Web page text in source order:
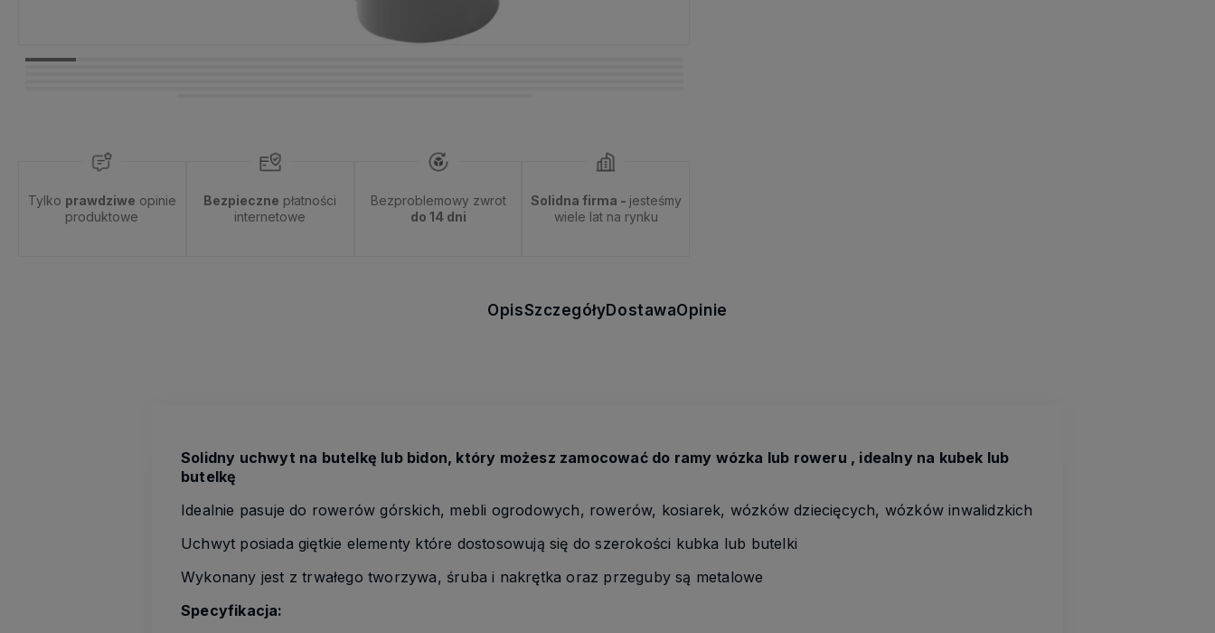
Tylko prawdziwe opinie
produktowe
Bezpieczne płatności
internetowe
Bezproblemowy zwrot
do 14 dni
Solidna firma - jesteśmy
wiele lat na rynku
OpisSzczegółyDostawaOpinie
Solidny uchwyt na butelkę lub bidon, który możesz zamocować do ramy wózka lub roweru , idealny na kubek lub
butelkę
Idealnie pasuje do rowerów górskich, mebli ogrodowych, rowerów, kosiarek, wózków dziecięcych, wózków inwalidzkich
Uchwyt posiada giętkie elementy które dostosowują się do szerokości kubka lub butelki
Wykonany jest z trwałego tworzywa, śruba i nakrętka oraz przeguby są metalowe
Specyfikacja: